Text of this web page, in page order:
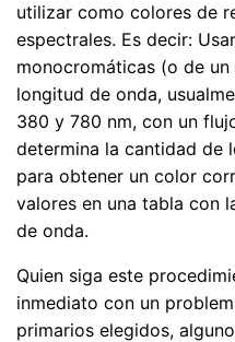
utilizar como colores de
espectrales. Es decir:
monocromáticas (o de
longitud de onda,
380 y 780 nm, con un
determina la cantidad de
para obtener un color
valores en una tabla con
de onda.
Quien siga este
inmediato con un
primarios elegidos,